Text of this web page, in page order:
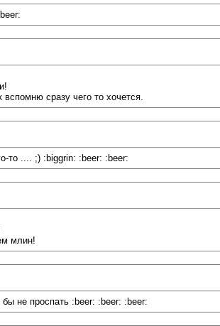
сразу чего то хочется.
то .... ;) :biggrin: :beer: :beer:
млин!
не проспать :beer: :beer: :beer: